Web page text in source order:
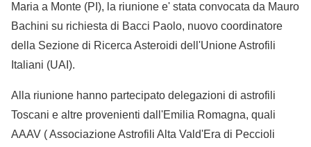
Maria a Monte (PI), la riunione e' stata convocata da Mauro
Bachini su richiesta di Bacci Paolo, nuovo coordinatore
della Sezione di Ricerca Asteroidi dell'Unione Astrofili
Italiani (UAI).
Alla riunione hanno partecipato delegazioni di astrofili
Toscani e altre provenienti dall'Emilia Romagna, quali
AAAV ( Associazione Astrofili Alta Vald'Era di Peccioli